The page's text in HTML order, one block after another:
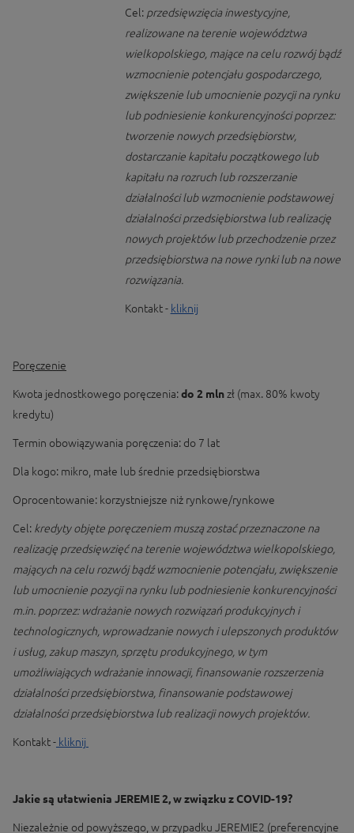
Cel: przedsięwzięcia inwestycyjne,
realizowane na terenie województwa
wielkopolskiego, mające na celu rozwój bądź
wzmocnienie potencjału gospodarczego,
zwiększenie lub umocnienie pozycji na rynku
lub podniesienie konkurencyjności poprzez:
tworzenie nowych przedsiębiorstw,
dostarczanie kapitału początkowego lub
kapitału na rozruch lub rozszerzanie
działalności lub wzmocnienie podstawowej
działalności przedsiębiorstwa lub realizację
nowych projektów lub przechodzenie przez
przedsiębiorstwa na nowe rynki lub na nowe
rozwiązania.
Kontakt - kliknij
Poręczenie
Kwota jednostkowego poręczenia:do 2 mlnzł (max. 80% kwoty
kredytu)
Termin obowiązywania poręczenia: do 7 lat
Dla kogo: mikro, małe lub średnie przedsiębiorstwa
Oprocentowanie: korzystniejsze niż rynkowe/rynkowe
Cel: kredyty objęte poręczeniem muszą zostać przeznaczone na
realizację przedsięwzięć na terenie województwa wielkopolskiego,
mających na celu rozwój bądź wzmocnienie potencjału, zwiększenie
lub umocnienie pozycji na rynku lub podniesienie konkurencyjności
m.in. poprzez: wdrażanie nowych rozwiązań produkcyjnych i
technologicznych, wprowadzanie nowych i ulepszonych produktów
i usług, zakup maszyn, sprzętu produkcyjnego, w tym
umożliwiających wdrażanie innowacji, finansowanie rozszerzenia
działalności przedsiębiorstwa, finansowanie podstawowej
działalności przedsiębiorstwa lub realizacji nowych projektów.
Kontakt - kliknij
Jakie są ułatwienia JEREMIE 2, w związku z COVID-19?
Niezależnie od powyższego, w przypadku JEREMIE2 (preferencyjne